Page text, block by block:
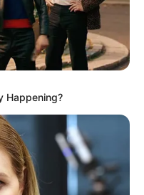
Happening?